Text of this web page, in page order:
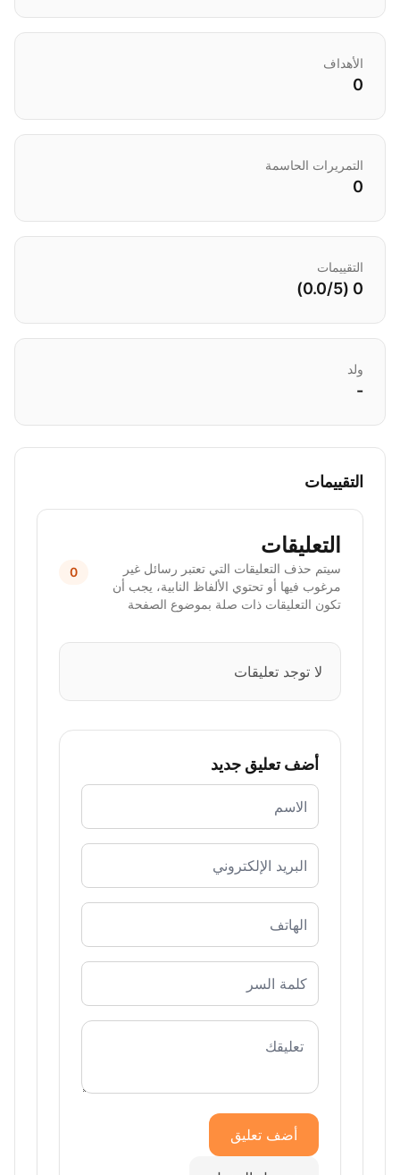
الأهداف
0
التمريرات الحاسمة
0
التقييمات
0 (0.0/5)
ولد
-
التقييمات
التعليقات
سيتم حذف التعليقات التي تعتبر رسائل غير
مرغوب فيها أو تحتوي الألفاظ النابية، يجب أن
تكون التعليقات ذات صلة بموضوع الصفحة
0
لا توجد تعليقات
أضف تعليق جديد
أضف تعليق